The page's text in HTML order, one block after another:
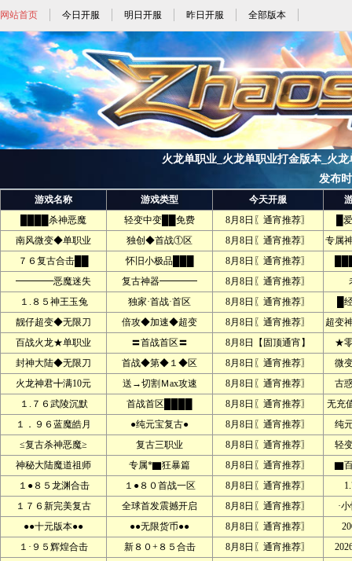
网站首页 今日开服 明日开服 昨日开服 全部版本
火龙单职业_火龙单职业打金版本_火
发布
游戏名称 游戏类型 今天开服
████杀神恶魔
轻变中变██免费 8月8日〖通宵推荐〗
█
南风微变◆单职业
独创◆首战①区 8月8日〖通宵推荐〗
专属
７６复古合击██
怀旧小极品███ 8月8日〖通宵推荐〗
━━━━恶魔迷失
复古神器━━━━ 8月8日〖通宵推荐〗
１.８５神王玉兔
独家·首战·首区 8月8日〖通宵推荐〗
█
靓仔超变◆无限刀
倍攻◆加速◆超变 8月8日〖通宵推荐〗
超变
百战火龙★单职业
〓首战首区〓 8月8日【固顶通宵】
★
封神大陆◆无限刀
首战◆第◆１◆区 8月8日〖通宵推荐〗
微
火龙神君╋满10元
送→切割Ｍax攻速 8月8日〖通宵推荐〗
古
１.７６武陵沉默
首战首区████ 8月8日〖通宵推荐〗
无充
１．９６蓝魔皓月
●纯元宝复古● 8月8日〖通宵推荐〗
纯
≤复古杀神恶魔≥
复古三职业 8月8日〖通宵推荐〗
轻
神秘大陆魔道祖师
专属*▇狂暴篇 8月8日〖通宵推荐〗
▇
１●８５龙渊合击
１●８０首战一区 8月8日〖通宵推荐〗
１７６新完美复古
全球首发震撼开启 8月8日〖通宵推荐〗
·
●●十元版本●●
●●无限货币●● 8月8日〖通宵推荐〗
１·９５辉煌合击
新８０+８５合击 8月8日〖通宵推荐〗